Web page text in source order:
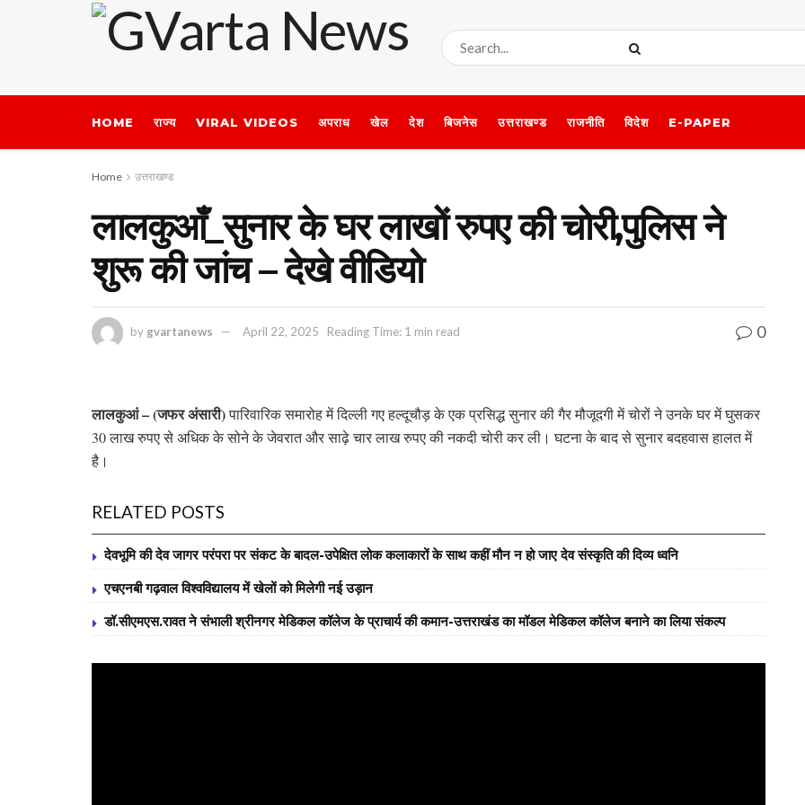
HOME राज्य VIRAL VIDEOS अपराध खेल देश बिजनेस उत्तराखण्ड राजनीति विदेश E-PAPER
Home उत्तराखण्ड
लालकुआँ_सुनार के घर लाखों रुपए की चोरी,पुलिस ने
शुरू की जांच – देखे वीडियो
by gvartanews April 22, 2025 Reading Time: 1 min read 0
लालकुआं – (जफर अंसारी)पारिवारिक समारोह में दिल्ली गए हल्दूचौड़ के एक प्रसिद्ध सुनार की गैर मौजूदगी में चोरों ने उनके घर में घुसकर
30 लाख रुपए से अधिक के सोने के जेवरात और साढ़े चार लाख रुपए की नकदी चोरी कर ली। घटना के बाद से सुनार बदहवास हालत में
है।
RELATED POSTS
देवभूमि की देव जागर परंपरा पर संकट के बादल-उपेक्षित लोक कलाकारों के साथ कहीं मौन न हो जाए देव संस्कृति की दिव्य ध्वनि
एचएनबी गढ़वाल विश्वविद्यालय में खेलों को मिलेगी नई उड़ान
डॉ.सीएमएस.रावत ने संभाली श्रीनगर मेडिकल कॉलेज के प्राचार्य की कमान-उत्तराखंड का मॉडल मेडिकल कॉलेज बनाने का लिया संकल्प